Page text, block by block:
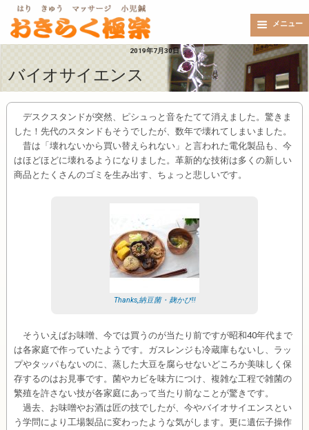
メニュー
2019年7月30日
バイオサイエンス
デスクスタンドが突然、ピシュっと音をたてて消えました。驚きま
した！先代のスタンドもそうでしたが、数年で壊れてしまいました。
昔は「壊れないから買い替えられない」と言われた電化製品も、今
はほどほどに壊れるようになりました。革新的な技術は多くの新しい
商品とたくさんのゴミを生み出す、ちょっと悲しいです。
Thanks,納豆菌・麹かび!!
そういえばお味噌、今では買うのが当たり前ですが昭和40年代まで
は各家庭で作っていたようです。ガスレンジも冷蔵庫もないし、ラッ
プやタッパもないのに、蒸した大豆を腐らせないどころか美味しく保
存するのはお見事です。菌やカビを味方につけ、複雑な工程で雑菌の
繁殖を許さない技が各家庭にあって当たり前なことが驚きです。
過去、お味噌やお酒は匠の技でしたが、今やバイオサイエンスとい
う学問により工場製品に変わったような気がします。更に遺伝子操作